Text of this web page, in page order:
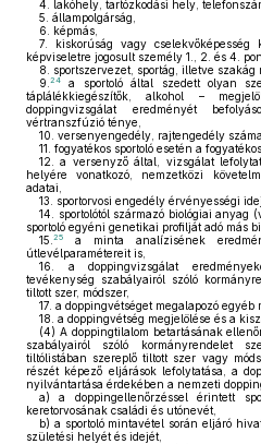
4.
lakóhely, tartózkodási hely,
5. állampolgárság,
6.
képmás,
7.
kiskorúság vagy
képviseletre jogosult személy 1., 2. és 4.
8.
sportszervezet, sportág, illetve szakág
9. 24
a sportoló által szedett olyan
táplálékkiegészítők, alkohol –
doppingvizsgálat eredményét
vértranszfúzió ténye,
10. versenyengedély, rajtengedély
11. fogyatékos sportoló esetén a
12.
a versenyző által, vizsgálat
helyére vonatkozó, nemzetközi
adatai,
13.
sportorvosi engedély érvényességi
14.
sportolótól származó biológiai
sportoló egyéni genetikai profilját adó más
15. 25
a minta analízisének
útlevélparamétereit is,
16.
a doppingvizsgálat
tevékenység szabályairól szóló
tiltott szer, módszer,
17. a doppingvétséget megalapozó egyéb
18. a doppingvétség megjelölése és a
(4) A doppingtilalom betartásának
szabályairól szóló kormányrendelet
tiltólistában szereplő tiltott szer vagy
részét képező eljárások lefolytatása, a
nyilvántartása érdekében a nemzeti
a) a doppingellenőrzéssel érintett
keretorvosának családi és utónevét,
b) a sportoló mintavétel során eljáró
születési helyét és idejét,